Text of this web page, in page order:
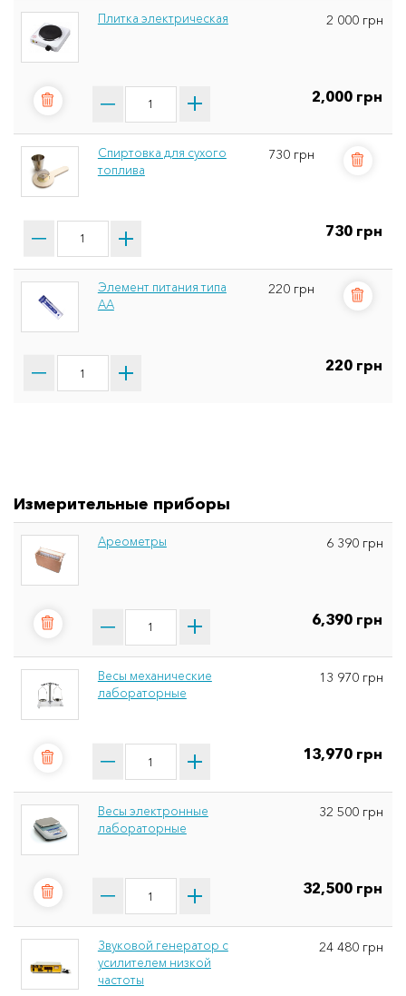
Плитка электрическая 2 000 грн
2,000 грн
Спиртовка для сухого
топлива
730 грн
730 грн
Элемент питания типа
АА
220 грн
220 грн
Измерительные приборы
Ареометры 6 390 грн
6,390 грн
Весы механические
лабораторные
13 970 грн
13,970 грн
Весы электронные
лабораторные
32 500 грн
32,500 грн
Звуковой генератор с
усилителем низкой
частоты
24 480 грн